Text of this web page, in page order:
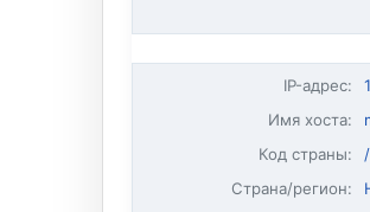
IP-адрес:
Имя хоста:
Код страны:
/
Страна/регион: